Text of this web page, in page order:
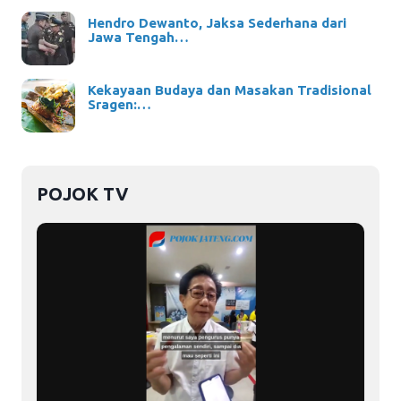
Hendro Dewanto, Jaksa Sederhana dari
Jawa Tengah…
Kekayaan Budaya dan Masakan Tradisional
Sragen:…
POJOK TV